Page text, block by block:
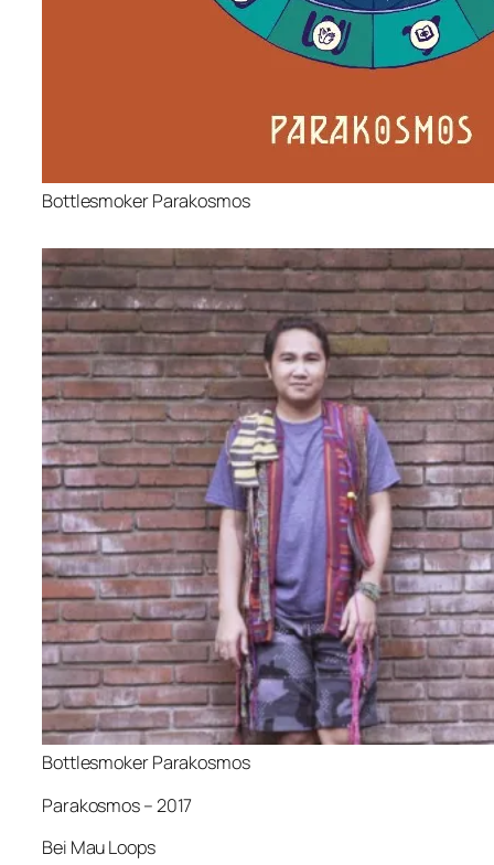
Bottlesmoker Parakosmos
Bottlesmoker Parakosmos
Parakosmos – 2017
Bei Mau Loops